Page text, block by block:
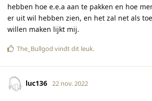
hebben hoe e.e.a aan te pakken en hoe
er uit wil hebben zien, en het zal net als
willen maken lijkt mij.
The_Bullgod vindt dit leuk.
luc136 22 nov. 2022